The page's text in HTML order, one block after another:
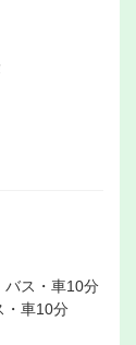
バス・車10分
・車10分